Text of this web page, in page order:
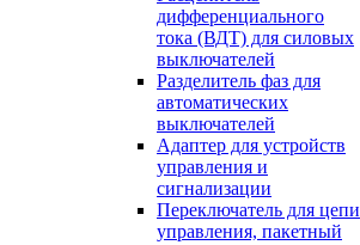
дифференциального
тока (ВДТ) для силовых
выключателей
Разделитель фаз для
автоматических
выключателей
Адаптер для устройств
управления и
сигнализации
Переключатель для цепи
управления, пакетный